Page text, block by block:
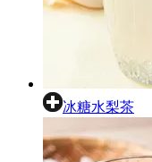
冰糖水梨茶